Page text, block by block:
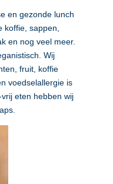
en gezonde lunch
koffie, sappen,
en nog veel meer.
Wij
fruit, koffie
voedselallergie is
eten hebben wij